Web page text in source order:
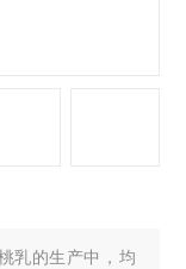
乳的生产中，均